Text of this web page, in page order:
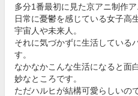
多分1番最初に見た京アニ制作
日常に憂鬱を感じている女子高
宇宙人や未来人。
それに気づかずに生活している
す。
なかなかこんな生活になると面
妙なところです。
ただハルヒが結構可愛らしいの